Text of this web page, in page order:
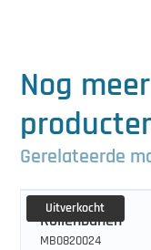
Nog
Gerelateerde
Uitverkocht
Rollenbanen
MB0820024